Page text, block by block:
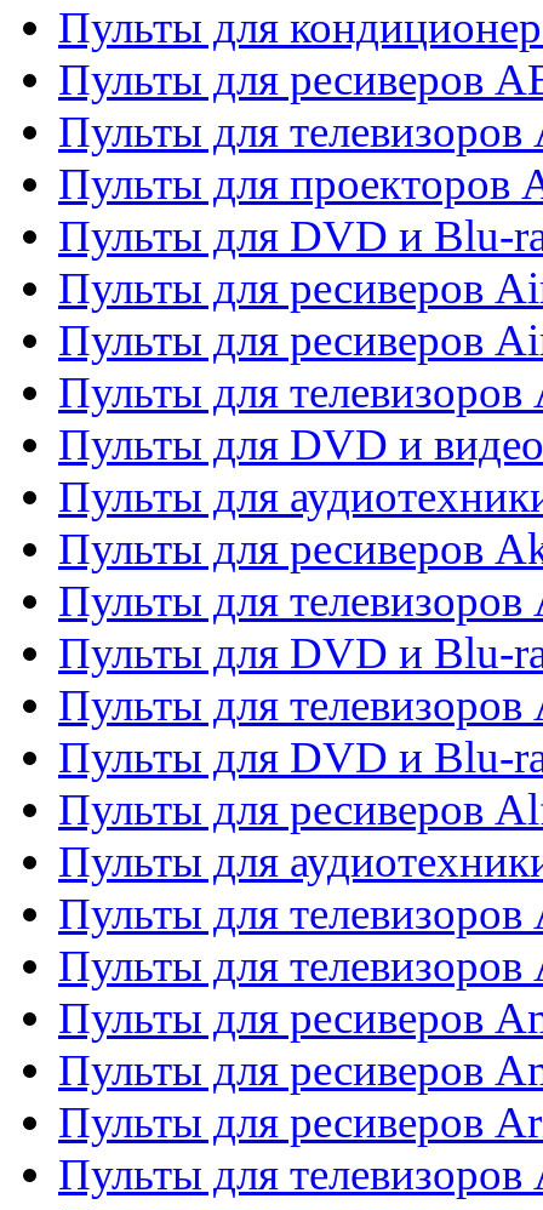
Пульты для
Пульты для ресиверов
Пульты для телевизоров
Пульты для проекторов
Пульты для DVD и Blu-
Пульты для ресиверов
Пульты для ресиверов
Пульты для телевизоров
Пульты для DVD и
Пульты для
Пульты для ресиверов
Пульты для телевизоров
Пульты для DVD и Blu-
Пульты для
Пульты для DVD и Blu-
Пульты для ресиверов
Пульты для
Пульты для
Пульты для
Пульты для ресиверов
Пульты для ресиверов
Пульты для ресиверов
Пульты для